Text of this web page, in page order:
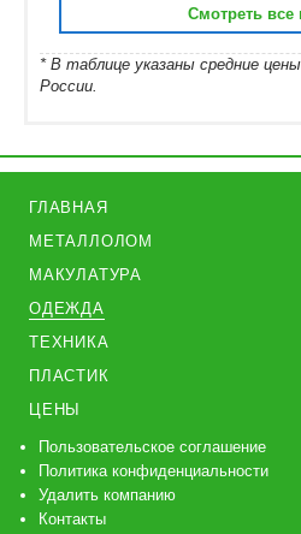
Смотреть все
* В таблице указаны средние
России.
ГЛАВНАЯ
МЕТАЛЛОЛОМ
МАКУЛАТУРА
ОДЕЖДА
ТЕХНИКА
ПЛАСТИК
ЦЕНЫ
Пользовательское соглашение
Политика конфиденциальности
Удалить компанию
Контакты